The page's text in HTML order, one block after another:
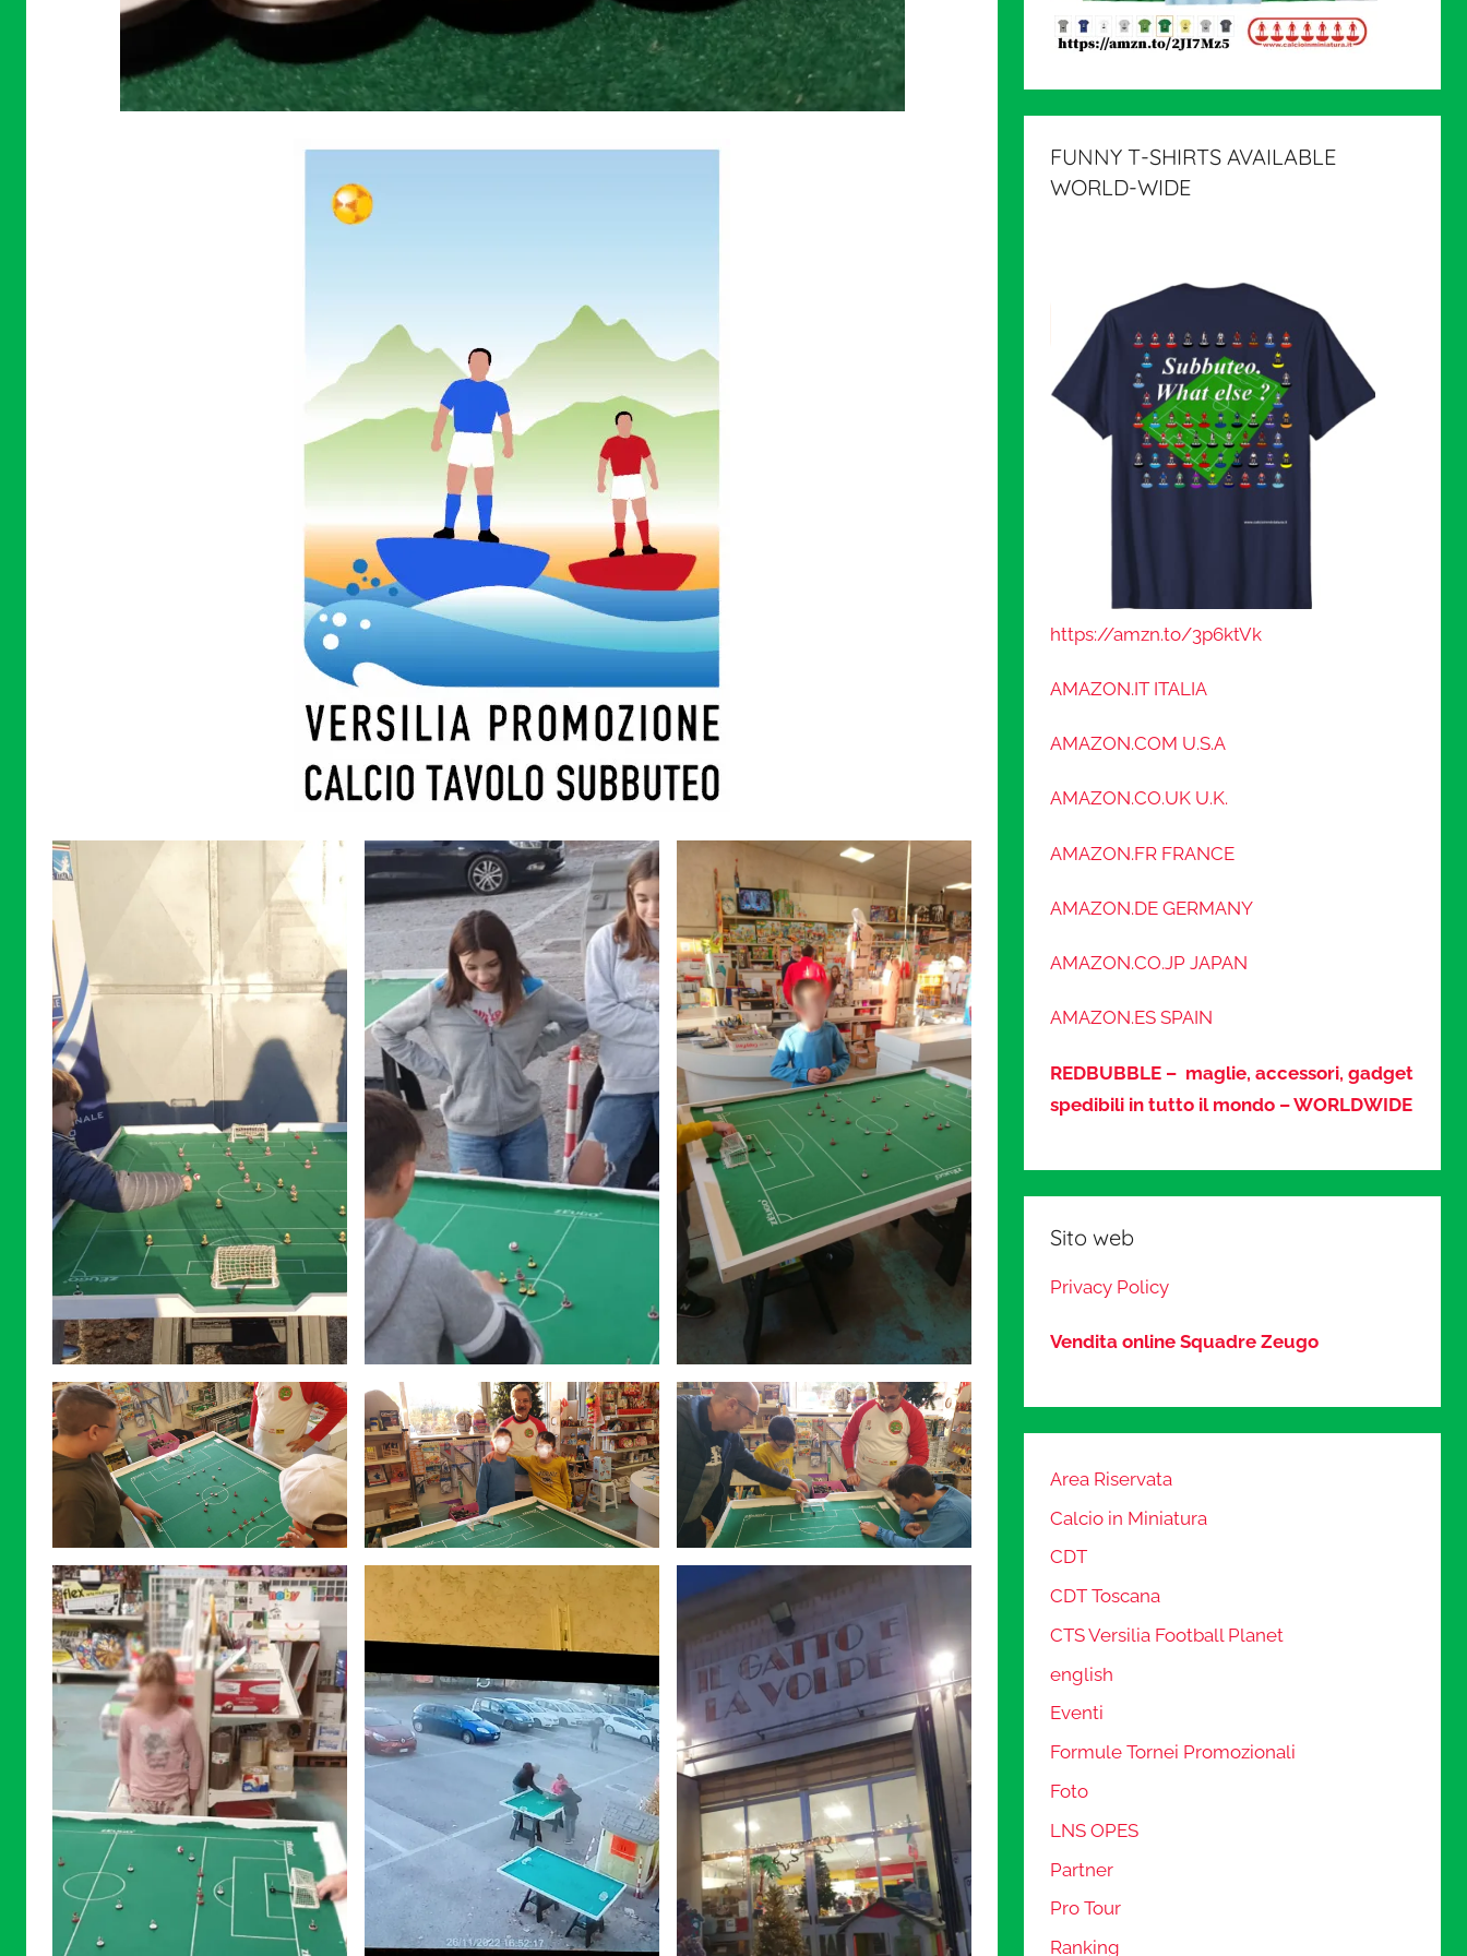
FUNNY T-SHIRTS AVAILABLE
WORLD-WIDE
https://amzn.to/3p6ktVk
AMAZON.IT ITALIA
AMAZON.COM U.S.A
AMAZON.CO.UK U.K.
AMAZON.FR FRANCE
AMAZON.DE GERMANY
AMAZON.CO.JP JAPAN
AMAZON.ES SPAIN
REDBUBBLE – maglie, accessori, gadget
spedibili in tutto il mondo – WORLDWIDE
Sito web
Privacy Policy
Vendita online Squadre Zeugo
Area Riservata
Calcio in Miniatura
CDT
CDT Toscana
CTS Versilia Football Planet
english
Eventi
Formule Tornei Promozionali
Foto
LNS OPES
Partner
Pro Tour
Ranking